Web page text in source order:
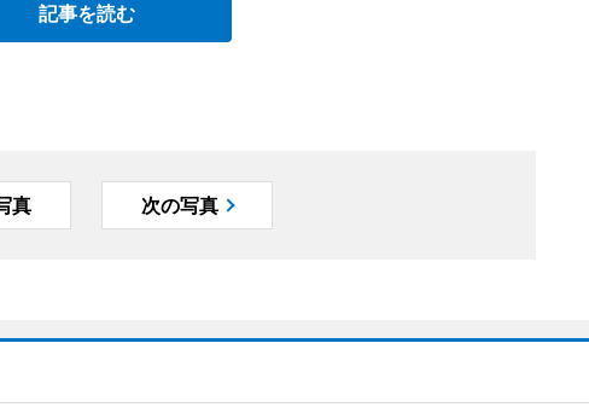
記事を読む
真 次の写真